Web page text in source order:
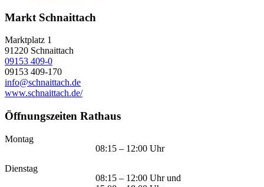
Markt Schnaittach
Marktplatz 1
91220 Schnaittach
09153 409-0
09153 409-170
info@schnaittach.de
www.schnaittach.de/
Öffnungszeiten Rathaus
Montag
08:15 – 12:00 Uhr
Dienstag
08:15 – 12:00 Uhr und